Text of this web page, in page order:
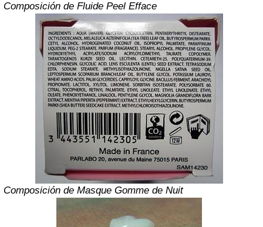
Composición de Fluide Peel Efface
Composición de Masque Gomme de Nuit